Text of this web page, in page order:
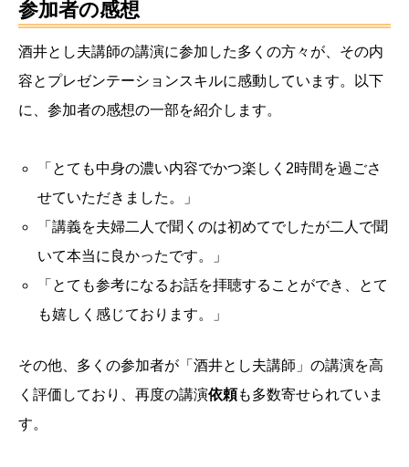
参加者の感想
酒井とし夫講師の講演に参加した多くの方々が、その内
容とプレゼンテーションスキルに感動しています。以下
に、参加者の感想の一部を紹介します。
「とても中身の濃い内容でかつ楽しく2時間を過ごさ
せていただきました。」
「講義を夫婦二人で聞くのは初めてでしたが二人で聞
いて本当に良かったです。」
「とても参考になるお話を拝聴することができ、とて
も嬉しく感じております。」
その他、多くの参加者が「酒井とし夫講師」の講演を高
く評価しており、再度の講演依頼も多数寄せられていま
す。